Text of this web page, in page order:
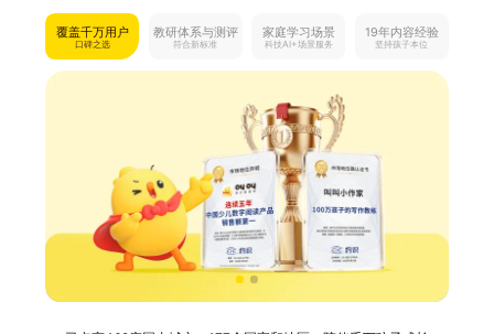
覆盖千万用户
口碑之选
教研体系与测评
符合新标准
家庭学习场景
科技AI+场景服务
19年内容经验
坚持孩子本位